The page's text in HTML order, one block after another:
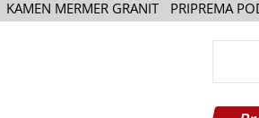
KAMEN MERMER GRANIT PRIPREMA